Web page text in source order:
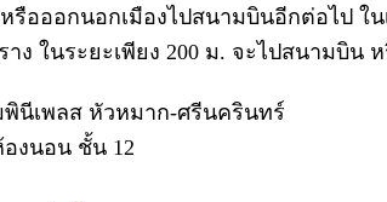
รือออกนอกเมืองไปสนามบินอีกต่อไป
ง ในระยะเพียง 200 ม. จะไปสนามบิน
นีเพลส หัวหมาก-ศรีนครินทร์
งนอน ชั้น 12